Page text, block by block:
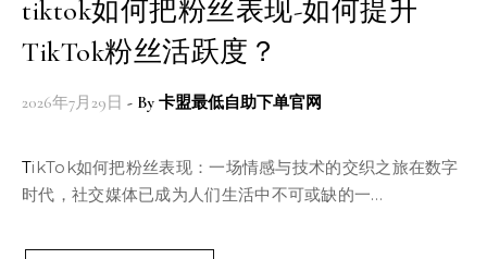
tiktok如何把粉丝表现-如何提升
TikTok粉丝活跃度？
2026年7月29日 - By 卡盟最低自助下单官网
TikTok如何把粉丝表现：一场情感与技术的交织之旅在数字
时代，社交媒体已成为人们生活中不可或缺的一…